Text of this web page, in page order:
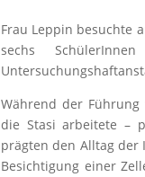
Frau Leppin besuchte
sechs SchülerI
Während der
die Stasi arbeitete –
prägten den Alltag der
Besichtigung einer